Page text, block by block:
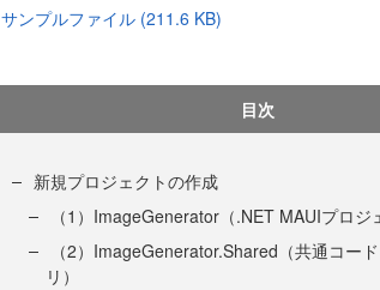
サンプルファイル (211.6 KB)
目次
新規プロジェクトの作成
（1）ImageGenerator（.NET MAUIプロジ
（2）ImageGenerator.Shared（共通コー
リ）